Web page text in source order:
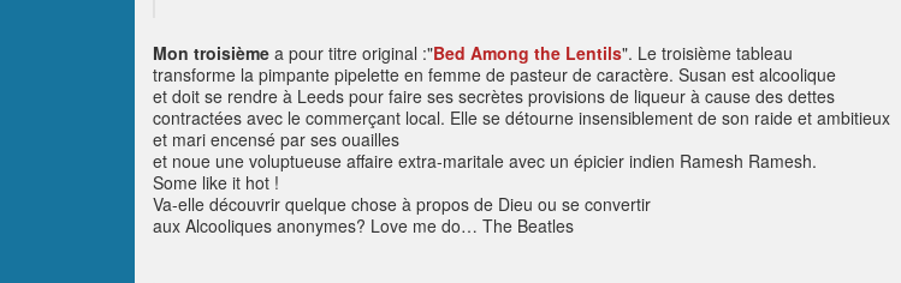
Mon troisième a pour titre original :"Bed Among the Lentils". Le troisième tableau
transforme la pimpante pipelette en femme de pasteur de caractère. Susan est alcoolique
et doit se rendre à Leeds pour faire ses secrètes provisions de liqueur à cause des dettes
contractées avec le commerçant local. Elle se détourne insensiblement de son raide et ambitieux
et mari encensé par ses ouailles
et noue une voluptueuse affaire extra-maritale avec un épicier indien Ramesh Ramesh.
Some like it hot !
Va-elle découvrir quelque chose à propos de Dieu ou se convertir
aux Alcooliques anonymes? Love me do… The Beatles